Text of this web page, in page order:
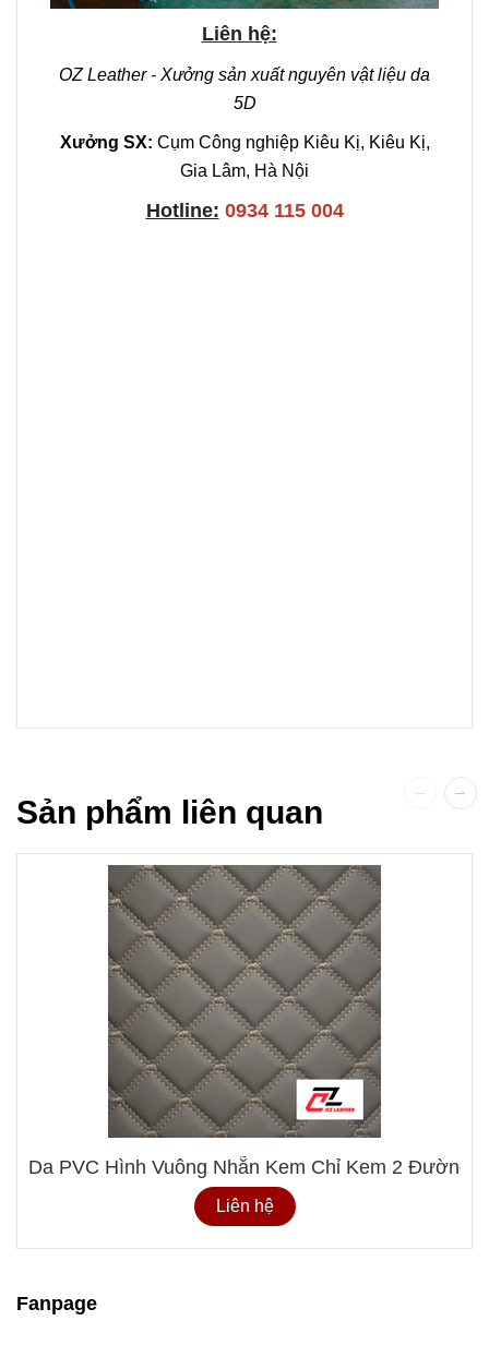
Liên hệ:
OZ Leather - Xưởng sản xuất nguyên vật liệu da
5D
Xưởng SX: Cụm Công nghiệp Kiêu Kị, Kiêu Kị,
Gia Lâm, Hà Nội
Hotline: 0934 115 004
Sản phẩm liên quan
Da PVC Hình Vuông Nhẵn Kem Chỉ Kem 2 Đường
Liên hệ
Fanpage